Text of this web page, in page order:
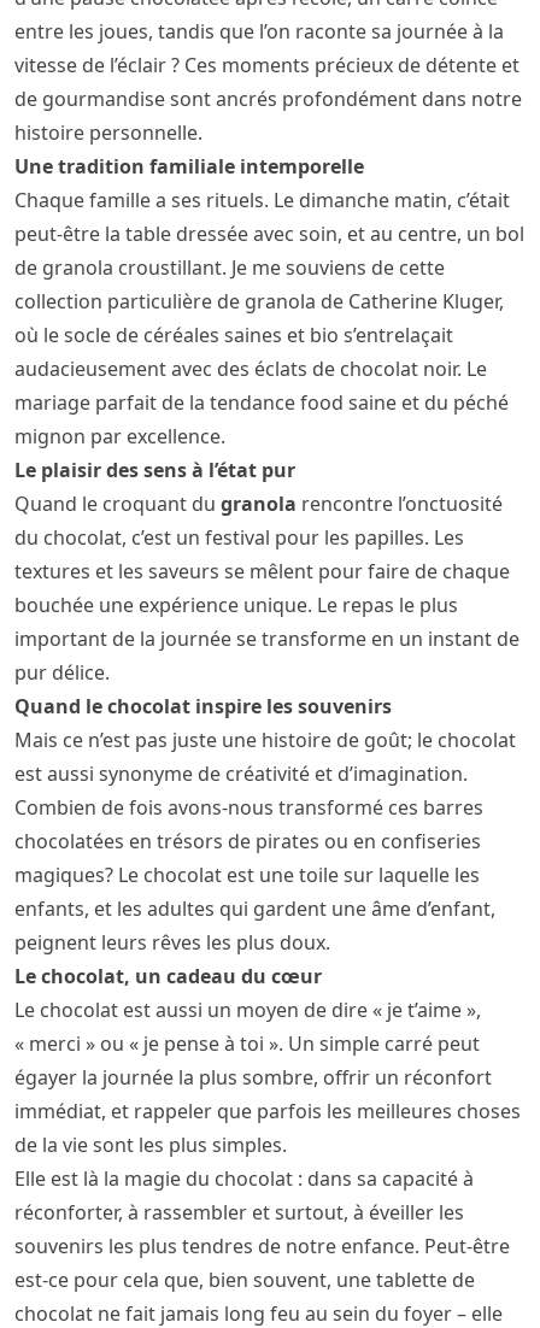
entre les joues, tandis que l’on raconte sa journée à la
vitesse de l’éclair ? Ces moments précieux de détente et
de gourmandise sont ancrés profondément dans notre
histoire personnelle.
Une tradition familiale intemporelle
Chaque famille a ses rituels. Le dimanche matin, c’était
peut-être la table dressée avec soin, et au centre, un bol
de granola croustillant. Je me souviens de cette
collection particulière de granola de Catherine Kluger,
où le socle de céréales saines et bio s’entrelaçait
audacieusement avec des éclats de chocolat noir. Le
mariage parfait de la tendance food saine et du péché
mignon par excellence.
Le plaisir des sens à l’état pur
Quand le croquant du granola rencontre l’onctuosité
du chocolat, c’est un festival pour les papilles. Les
textures et les saveurs se mêlent pour faire de chaque
bouchée une expérience unique. Le repas le plus
important de la journée se transforme en un instant de
pur délice.
Quand le chocolat inspire les souvenirs
Mais ce n’est pas juste une histoire de goût; le chocolat
est aussi synonyme de créativité et d’imagination.
Combien de fois avons-nous transformé ces barres
chocolatées en trésors de pirates ou en confiseries
magiques? Le chocolat est une toile sur laquelle les
enfants, et les adultes qui gardent une âme d’enfant,
peignent leurs rêves les plus doux.
Le chocolat, un cadeau du cœur
Le chocolat est aussi un moyen de dire « je t’aime »,
« merci » ou « je pense à toi ». Un simple carré peut
égayer la journée la plus sombre, offrir un réconfort
immédiat, et rappeler que parfois les meilleures choses
de la vie sont les plus simples.
Elle est là la magie du chocolat : dans sa capacité à
réconforter, à rassembler et surtout, à éveiller les
souvenirs les plus tendres de notre enfance. Peut-être
est-ce pour cela que, bien souvent, une tablette de
chocolat ne fait jamais long feu au sein du foyer – elle